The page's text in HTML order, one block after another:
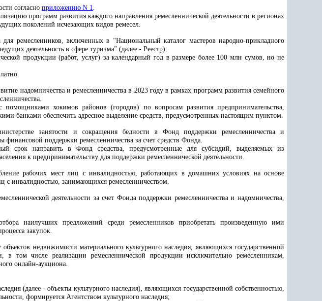
согласно приложению N 1.
программ развития каждого направления ремесленнической деятельности в регионах
поколений исчезающих видов ремесел.
ремесленников, включенных в "Национальный каталог мастеров народно-прикладного
деятельность в сфере туризма" (далее - Реестр):
продукции (работ, услуг) за календарный год в размере более 100 млн сумов, но не
надомничества и ремесленничества в 2023 году в рамках программ развития семейного
помощниками хокимов районов (городов) по вопросам развития предпринимательства,
банками обеспечить адресное выделение средств, предусмотренных настоящим пунктом.
занятости и сокращения бедности в Фонд поддержки ремесленничества и
поддержки ремесленничества за счет средств Фонда.
срок направить в Фонд средства, предусмотренные для субсидий, выделяемых из
к предпринимательству для поддержки ремесленнической деятельности.
рабочих мест лиц с инвалидностью, работающих в домашних условиях на основе
с инвалидностью, занимающихся ремесленничеством.
деятельности за счет Фонда поддержки ремесленничества и надомничества,
наилучших предложений среди ремесленников приобретать произведенную ими
закупок.
недвижимости материального культурного наследия, являющихся государственной
в том числе реализации ремесленнической продукции исключительно ремесленникам,
онлайн-аукциона.
(далее - объекты культурного наследия), являющихся государственной собственностью,
формируется Агентством культурного наследия;